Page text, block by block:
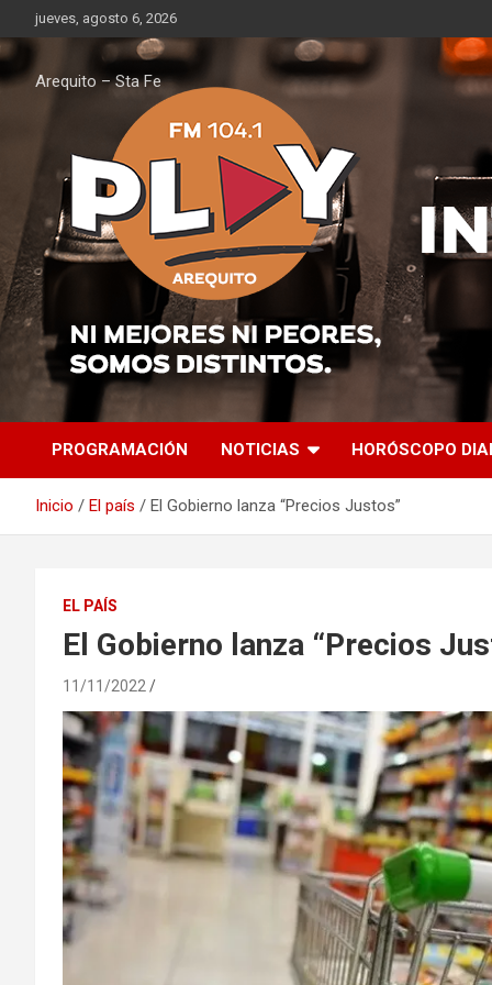
Saltar
al
contenido
jueves, agosto 6, 2026
Arequito – Sta Fe
PROGRAMACIÓN NOTICIAS HORÓSCOPO
Inicio El país El Gobierno lanza “Precios Justos”
EL PAÍS
El Gobierno lanza “Precios
11/11/2022